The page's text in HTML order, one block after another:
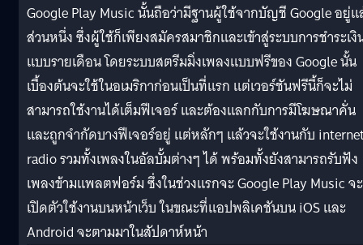
Google Play Music นั้นถือว่ามีฐานผู้ใช้จากบัญชี Google อยู่แ
ส่วนหนึ่ง ซึ่งผู้ใช้ก็เพียงสมัครสมาชิกและเข้าสู่ระบบการชำระเงิ
แบบรายเดือน โดยระบบสตรีมมิ่งเพลงแบบฟรีของ Google นั้น
เบื้องต้นจะใช้ในอเมริกาก่อนเป็นที่แรก แต่เวอร์ชันฟรีนี้ก็จะไม่
สามารถใช้งานได้เต็มฟีเจอร์ และต้องแลกกับการมีโฆษณาคั่น
และถูกจำกัดบางฟีเจอร์อยู่ แต่หลักๆ แล้วจะใช้งานกับ
radio รวมทั้งเพลงในอัลบั้มต่างๆ ได้ พร้อมทั้งยังสามารถรับฟัง
เพลงข้ามแพลตฟอร์ม ซึ่งในช่วงแรกจะ Google Play Music จะ
เปิดตัวใช้งานบนหน้าเว็บ ในขณะที่แอปพลิเคชันบน iOS และ
Android จะตามมาในสัปดาห์หน้า